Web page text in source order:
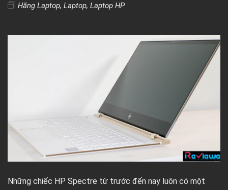
Hãng Laptop, Laptop, Laptop HP
Những chiếc HP Spectre từ trước đến nay luôn có một